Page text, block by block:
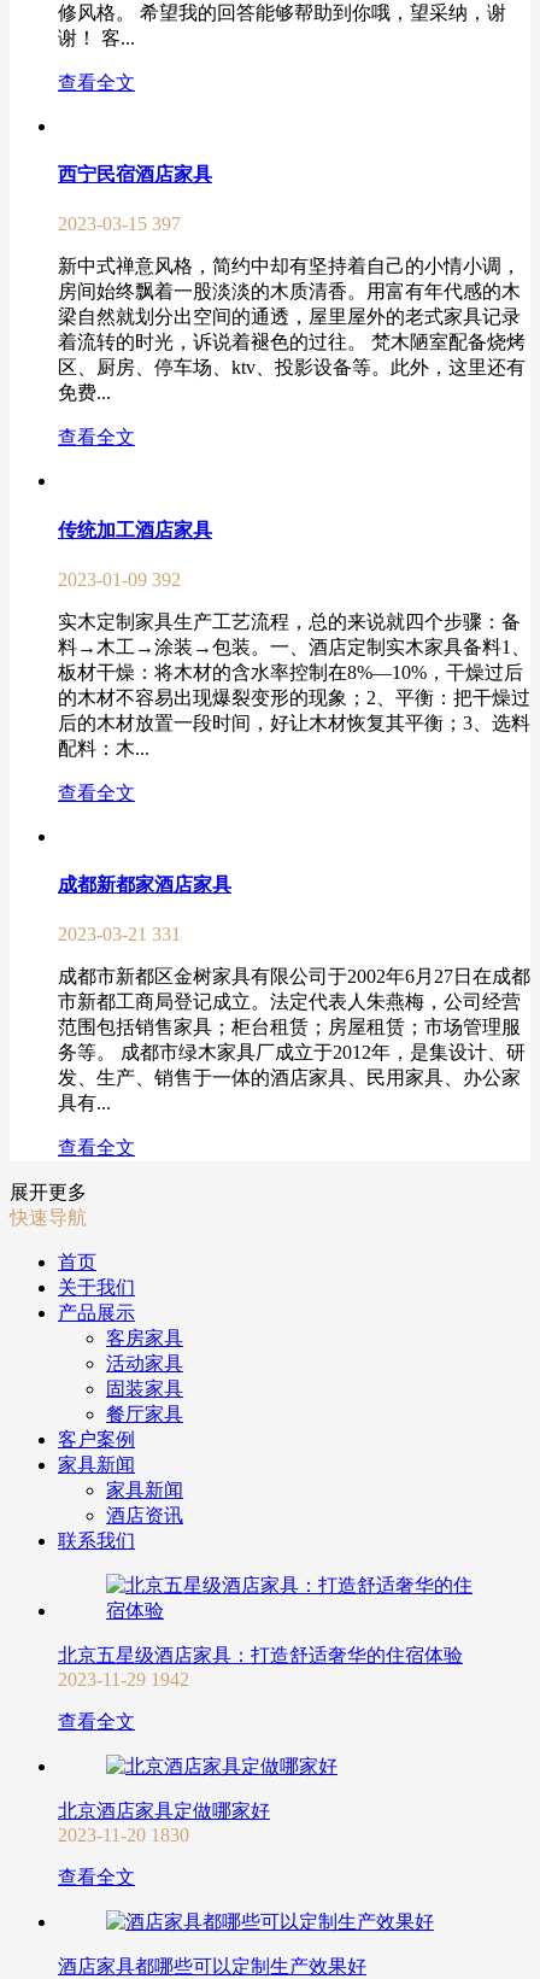
修风格。 希望我的回答能够帮助到你哦，望采纳，谢
谢！ 客...
查看全文
西宁民宿酒店家具
2023-03-15 397
新中式禅意风格，简约中却有坚持着自己的小情小调，
房间始终飘着一股淡淡的木质清香。用富有年代感的木
梁自然就划分出空间的通透，屋里屋外的老式家具记录
着流转的时光，诉说着褪色的过往。 梵木陋室配备烧烤
区、厨房、停车场、ktv、投影设备等。此外，这里还有
免费...
查看全文
传统加工酒店家具
2023-01-09 392
实木定制家具生产工艺流程，总的来说就四个步骤：备
料→木工→涂装→包装。一、酒店定制实木家具备料1、
板材干燥：将木材的含水率控制在8%—10%，干燥过后
的木材不容易出现爆裂变形的现象；2、平衡：把干燥过
后的木材放置一段时间，好让木材恢复其平衡；3、选料
配料：木...
查看全文
成都新都家酒店家具
2023-03-21 331
成都市新都区金树家具有限公司于2002年6月27日在成都
市新都工商局登记成立。法定代表人朱燕梅，公司经营
范围包括销售家具；柜台租赁；房屋租赁；市场管理服
务等。 成都市绿木家具厂成立于2012年，是集设计、研
发、生产、销售于一体的酒店家具、民用家具、办公家
具有...
查看全文
展开更多
快速导航
首页
关于我们
产品展示
客房家具
活动家具
固装家具
餐厅家具
客户案例
家具新闻
家具新闻
酒店资讯
联系我们
北京五星级酒店家具：打造舒适奢华的住宿体验
2023-11-29 1942
查看全文
北京酒店家具定做哪家好
2023-11-20 1830
查看全文
酒店家具都哪些可以定制生产效果好